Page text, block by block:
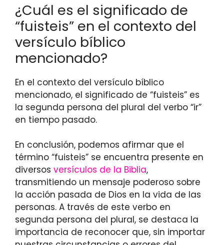
¿Cuál es el significado de
“fuisteis” en el contexto del
versículo bíblico
mencionado?
En el contexto del versículo bíblico
mencionado, el significado de “fuisteis” es
la segunda persona del plural del verbo “ir”
en tiempo pasado.
En conclusión, podemos afirmar que el
término “fuisteis” se encuentra presente en
diversos versículos de la Biblia,
transmitiendo un mensaje poderoso sobre
la acción pasada de Dios en la vida de las
personas. A través de este verbo en
segunda persona del plural, se destaca la
importancia de reconocer que, sin importar